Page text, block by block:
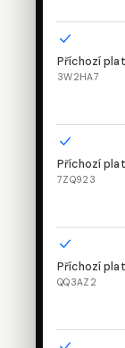
Příchozí
3W2HA7
Příchozí
7ZQ923
Příchozí
QQ3AZ2